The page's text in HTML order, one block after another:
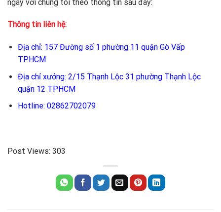
ngay với chúng tôi theo thông tin sau đây:
Thông tin liên hệ:
Địa chỉ: 157 Đường số 1 phường 11 quận Gò Vấp
TPHCM
Địa chỉ xưởng: 2/15 Thạnh Lộc 31 phường Thạnh Lộc
quận 12 TPHCM
Hotline: 02862702079
Post Views: 303